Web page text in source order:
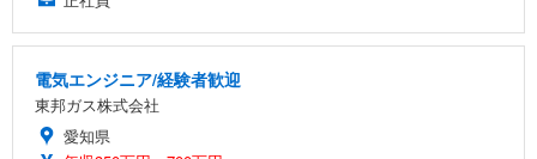
電気エンジニア/経験者歓迎
東邦ガス株式会社
愛知県